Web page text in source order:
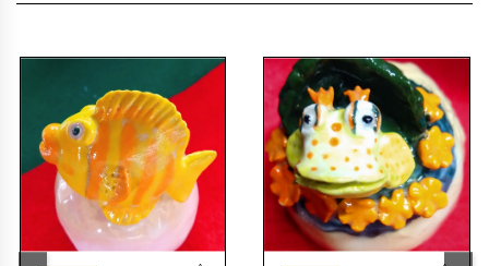
鹿児島陶芸展
南日本新聞社賞
2021年
鹿児島陶芸展
県知事賞
2017年
南日本美術展
優秀賞